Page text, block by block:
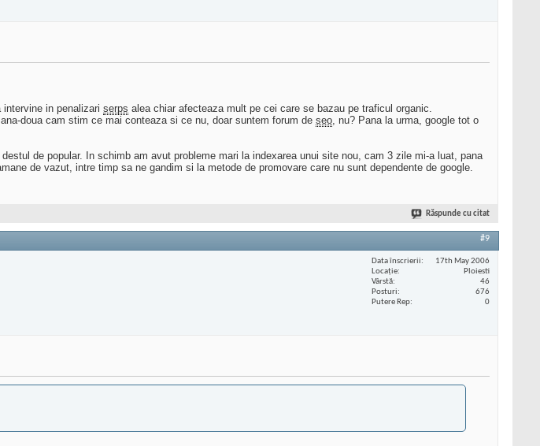
intervine in penalizari serps alea chiar afecteaza mult pe cei care se bazau pe traficul organic.
doua cam stim ce mai conteaza si ce nu, doar suntem forum de seo, nu? Pana la urma, google tot o
de popular. In schimb am avut probleme mari la indexarea unui site nou, cam 3 zile mi-a luat, pana
de vazut, intre timp sa ne gandim si la metode de promovare care nu sunt dependente de google.
Răspunde cu citat
#9
Data înscrierii
17th May 2006
Locaţie
Ploiesti
Vârstă
46
Posturi
676
Putere Rep
0